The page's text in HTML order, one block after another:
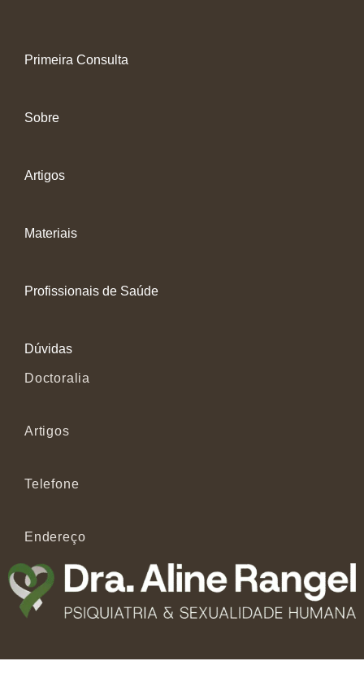
Primeira Consulta
Sobre
Artigos
Materiais
Profissionais de Saúde
Dúvidas
Doctoralia
Artigos
Telefone
Endereço